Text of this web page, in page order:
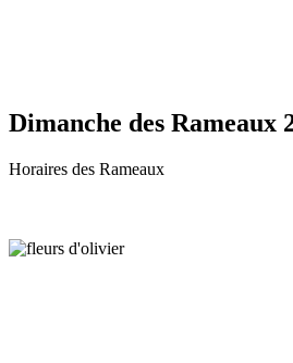
Dimanche des Rameaux
Horaires des Rameaux